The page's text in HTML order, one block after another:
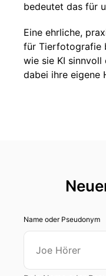
bedeutet das für
Eine ehrliche,
für Tierfotografie
wie sie KI sinnvoll
dabei ihre eigene
Name oder Pseudonym